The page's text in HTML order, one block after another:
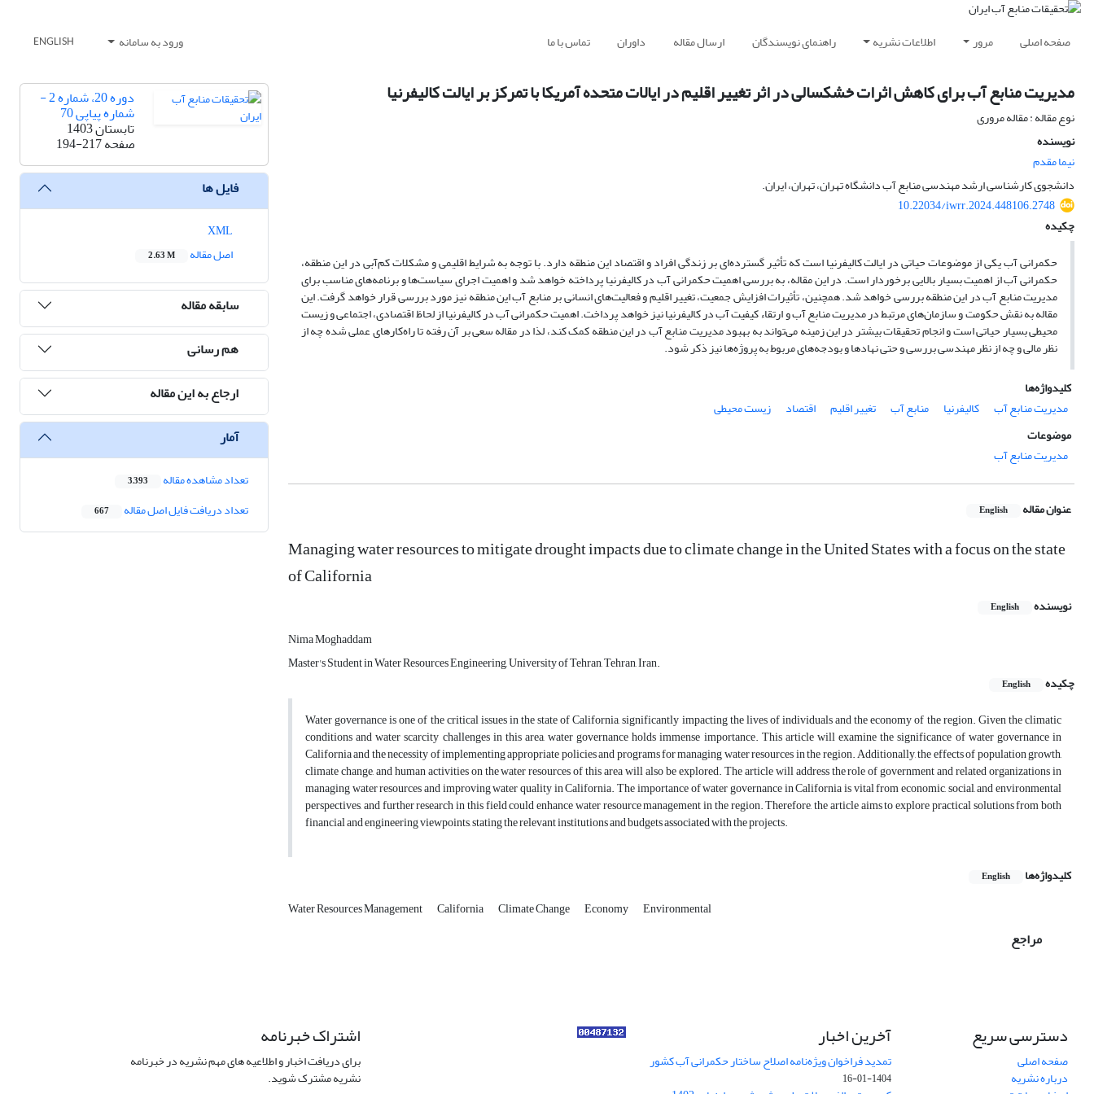
صفحه اصلی مرور اطلاعات نشریه راهنمای نویسندگان ارسال مقاله داوران تماس با ما ورود به سامانه ENGLISH
مدیریت منابع آب برای کاهش اثرات خشکسالی در اثر تغییر اقلیم در ایالات متحده آمریکا با تمرکز بر ایالت کالیفرنیا
نوع مقاله : مقاله مروری
نویسنده
نیما مقدم
دانشجوی کارشناسی ارشد مهندسی منابع آب دانشگاه تهران، تهران، ایران.
10.22034/iwrr.2024.448106.2748
چکیده
حکمرانی آب یکی از موضوعات حیاتی در ایالت کالیفرنیا است که تأثیر گسترده‌ای بر زندگی افراد و اقتصاد این منطقه دارد. با توجه به شرایط اقلیمی و مشکلات کم‌آبی در این منطقه،
حکمرانی آب از اهمیت بسیار بالایی برخوردار است. در این مقاله، به بررسی اهمیت حکمرانی آب در کالیفرنیا پرداخته خواهد شد و اهمیت اجرای سیاست‌ها و برنامه‌های مناسب برای
مدیریت منابع آب در این منطقه بررسی خواهد شد. همچنین، تأثیرات افزایش جمعیت، تغییر اقلیم و فعالیت‌های انسانی بر منابع آب این منطقه نیز مورد بررسی قرار خواهد گرفت. این
محیطی بسیار حیاتی است و انجام تحقیقات بیشتر در این زمینه می‌تواند به بهبود مدیریت منابع آب در این منطقه کمک کند، لذا در مقاله سعی بر آن رفته تا راه‌کار‌های عملی شده چه از
نظر مالی و چه از نظر مهندسی بررسی و حتی نهاد‌ها و بودجه‌های مربوط به پروژه‌ها نیز ذکر شود.
کلیدواژه‌ها
مدیریت منابع آب
کالیفرنیا منابع آب تغییر اقلیم اقتصاد
زیست محیطی
موضوعات
مدیریت منابع آب
عنوان مقاله English
Managing water resources to mitigate drought impacts due to climate change in the United States with a focus on the state
of California
نویسنده English
Nima Moghaddam
Master's Student in Water Resources Engineering, University of Tehran, Tehran, Iran.
چکیده
English
Water governance is one of the critical issues in the state of California, significantly impacting the lives of individuals and the economy of the region. Given the climatic
conditions and water scarcity challenges in this area, water governance holds immense importance. This article will examine the significance of water governance in
California and the necessity of implementing appropriate policies and programs for managing water resources in the region. Additionally, the effects of population growth,
climate change, and human activities on the water resources of this area will also be explored. The article will address the role of government and related organizations in
managing water resources and improving water quality in California. The importance of water governance in California is vital from economic, social, and environmental
perspectives, and further research in this field could enhance water resource management in the region. Therefore, the article aims to explore practical solutions from both
financial and engineering viewpoints, stating the relevant institutions and budgets associated with the projects.
کلیدواژه‌ها English
Water Resources Management California Climate Change Economy Environmental
مراجع
دوره 20، شماره 2 -
شماره پیاپی 70
تابستان 1403
صفحه194-217
فایل ها
اصل مقاله
2.63 M
سابقه مقاله
هم رسانی
ارجاع به این مقاله
آمار
تعداد مشاهده مقاله 3,393
تعداد دریافت فایل اصل مقاله 667
دسترسی سریع
صفحه اصلی
درباره نشریه
آخرین اخبار
تمدید فراخوان ویژه‌نامه اصلاح ساختار حکمرانی آب کشور
1404-01-16
اشتراک خبرنامه
برای دریافت اخبار و اطلاعیه های مهم نشریه در خبرنامه
نشریه مشترک شوید.